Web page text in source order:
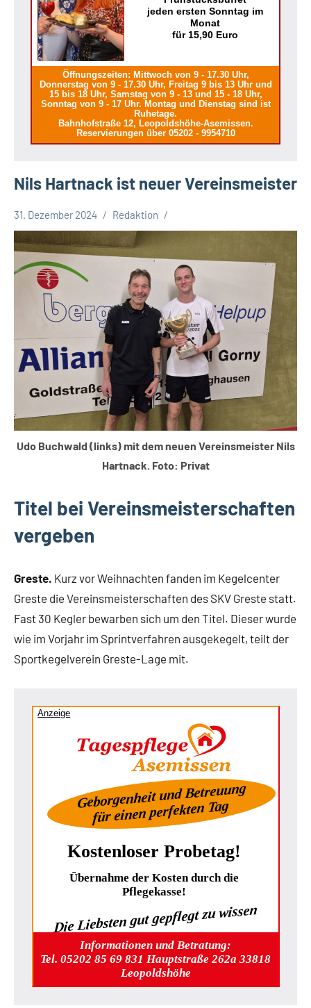
jeden ersten Sonntag im
Monat
für 15,90 Euro
Öffnungszeiten: Mittwoch von 9 - 17.30 Uhr,
Donnerstag von 9 - 17.30 Uhr, Freitag 9 bis 13 Uhr und
15 bis 18 Uhr, Samstag von 9 - 13 und 15 - 18 Uhr,
Sonntag von 9 - 17 Uhr. Montag und Dienstag sind ist
Ruhetage.
Bahnhofstraße 12, Leopoldshöhe-Asemissen.
Reservierungen über 05202 - 9954710
Nils Hartnack ist neuer Vereinsmeister
Sport
31. Dezember 2024 Redaktion
Udo Buchwald (links) mit dem neuen Vereinsmeister Nils
Hartnack. Foto: Privat
Titel bei Vereinsmeisterschaften
vergeben
Greste. Kurz vor Weihnachten fanden im Kegelcenter
Greste die Vereinsmeisterschaften des SKV Greste statt.
Fast 30 Kegler bewarben sich um den Titel. Dieser wurde
wie im Vorjahr im Sprintverfahren ausgekegelt, teilt der
Sportkegelverein Greste-Lage mit.
Anzeige
Geborgenheit und Betreuung
für einen perfekten Tag
Kostenloser Probetag!
Übernahme der Kosten durch die
Pflegekasse!
Die Liebsten gut gepflegt zu wissen
Informationen und Betratung:
Tel. 05202 85 69 831 Hauptstraße 262a 33818
Leopoldshöhe